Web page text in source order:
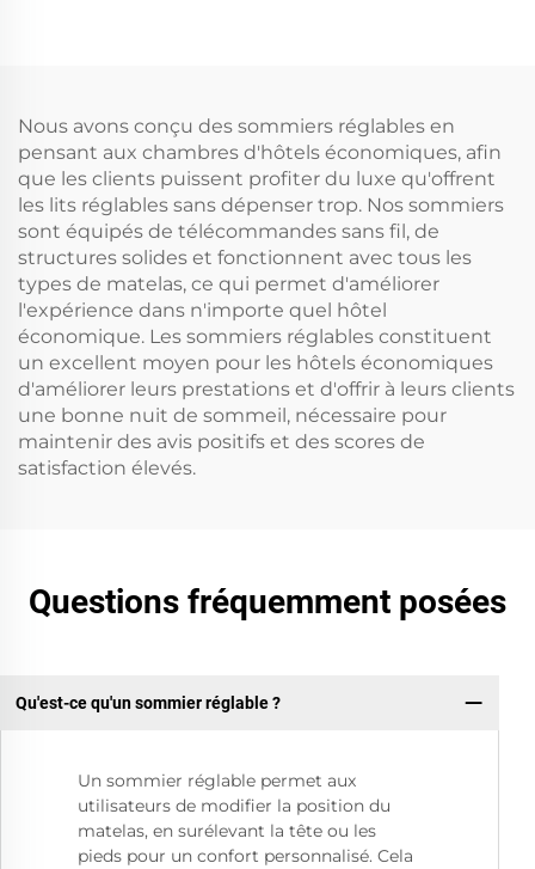
Nous avons conçu des sommiers réglables en
pensant aux chambres d'hôtels économiques, afin
que les clients puissent profiter du luxe qu'offrent
les lits réglables sans dépenser trop. Nos sommiers
sont équipés de télécommandes sans fil, de
structures solides et fonctionnent avec tous les
types de matelas, ce qui permet d'améliorer
l'expérience dans n'importe quel hôtel
économique. Les sommiers réglables constituent
un excellent moyen pour les hôtels économiques
d'améliorer leurs prestations et d'offrir à leurs clients
une bonne nuit de sommeil, nécessaire pour
maintenir des avis positifs et des scores de
satisfaction élevés.
Questions fréquemment posées
Qu'est-ce qu'un sommier réglable ?
Un sommier réglable permet aux
utilisateurs de modifier la position du
matelas, en surélevant la tête ou les
pieds pour un confort personnalisé. Cela